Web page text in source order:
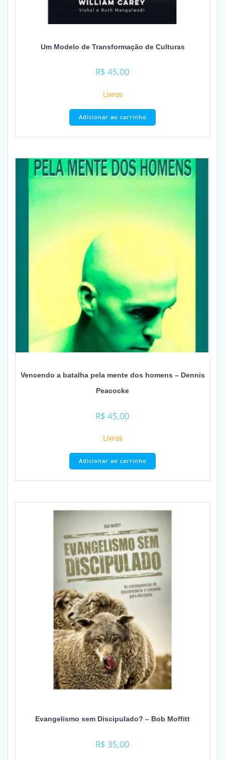
Um Modelo de Transformação de Culturas
R$ 45,00
Livros
Adicionar ao carrinho
Vencendo a batalha pela mente dos homens – Dennis
Peacocke
R$ 45,00
Livros
Adicionar ao carrinho
Evangelismo sem Discipulado? – Bob Moffitt
R$ 35,00